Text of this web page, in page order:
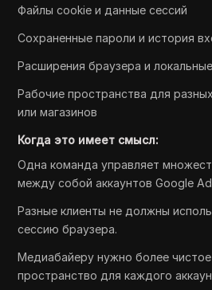
Файлы cookie и данные сессий
Сохраненные пароли и история
Расширения браузера и
Рабочие пространства для
или магазинов
Когда это имеет смысл:
Одна команда управляет
между собой аккаунтов Google
Разные клиенты не должны
сессию браузера.
Медиабайеру нужно более
пространство для каждого